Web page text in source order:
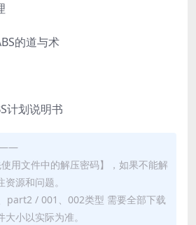
的道与术
计划说明书
用文件中的解压密码】，如果不能解
源和问题。
part2 / 001、002类型 需要全部下载
小以实际为准。